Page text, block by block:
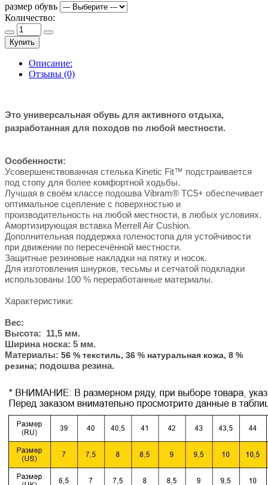
размер обувь
Количество:
Купить
Описание:
Отзывы (0)
Это универсальная обувь для активного отдыха,
разработанная для походов по любой местности.
Особенности:
Усовершенствованная стелька Kinetic Fit™ подстраивается
под стопу для более комфортной ходьбы.
Лучшая в своём классе подошва Vibram® TC5+ обеспечивает
оптимальное сцепление с поверхностью и
производительность на любой местности, в любых условиях.
Амортизирующая вставка Merrell Air Cushion.
Дополнительная поддержка голеностопа для устойчивости
при движении по пересечённой местности.
Защитные резиновые накладки на пятку и носок.
Для изготовления шнурков, тесьмы и сетчатой подкладки
использованы 100 % переработанные материалы.
Характеристики:
Вес:
Высота: 11,5 мм.
Ширина носка: 5 мм.
Материалы: 56 % текстиль, 36 % натуральная кожа, 8 %
резина; подошва резина.